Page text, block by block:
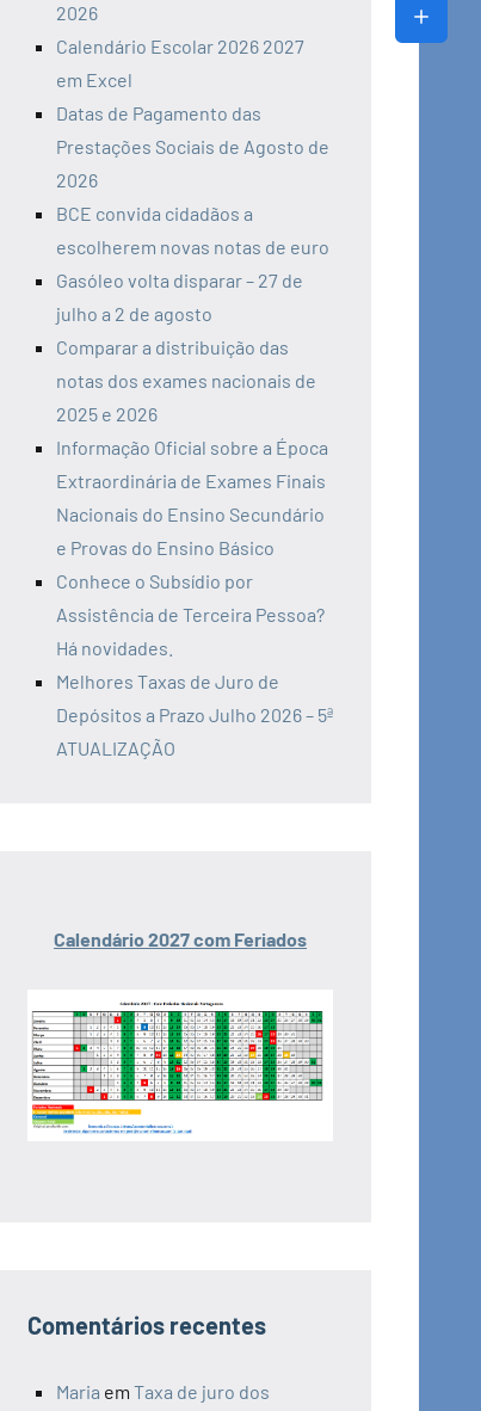
2026
Calendário Escolar 2026 2027
em Excel
Datas de Pagamento das
Prestações Sociais de Agosto de
2026
BCE convida cidadãos a
escolherem novas notas de euro
Gasóleo volta disparar – 27 de
julho a 2 de agosto
Comparar a distribuição das
notas dos exames nacionais de
2025 e 2026
Informação Oficial sobre a Época
Extraordinária de Exames Finais
Nacionais do Ensino Secundário
e Provas do Ensino Básico
Conhece o Subsídio por
Assistência de Terceira Pessoa?
Há novidades.
Melhores Taxas de Juro de
Depósitos a Prazo Julho 2026 – 5ª
ATUALIZAÇÃO
Calendário 2027 com Feriados
Comentários recentes
Maria em Taxa de juro dos